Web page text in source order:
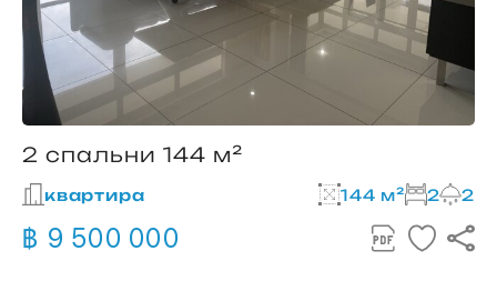
2 спальни 144 м²
квартира 144 м² 2 2
฿ 9 500 000